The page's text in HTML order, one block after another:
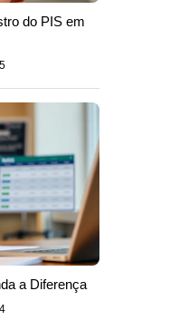
do PIS em
a Diferença